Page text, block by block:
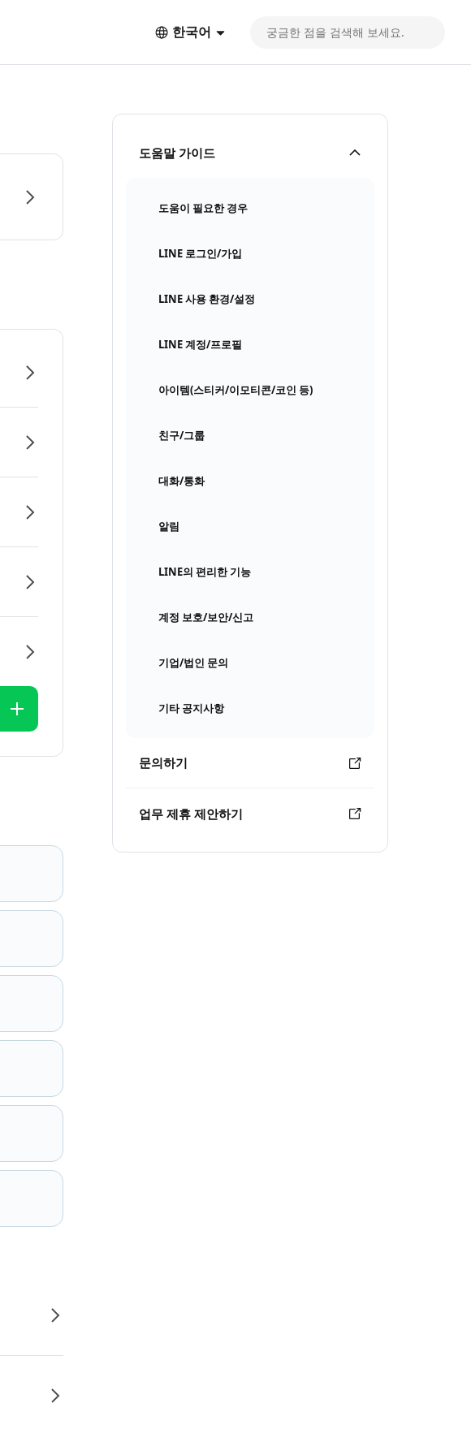
한국어
도움말 가이드
도움이 필요한 경우
LINE 로그인/가입
LINE 사용 환경/설정
LINE 계정/프로필
아이템(스티커/이모티콘/코인 등)
친구/그룹
대화/통화
알림
LINE의 편리한 기능
계정 보호/보안/신고
기업/법인 문의
기타 공지사항
문의하기
업무 제휴 제안하기